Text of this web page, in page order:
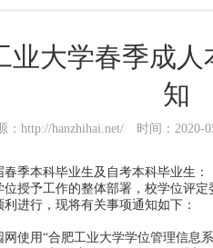
业大学春季成
知
：http://hanzhihai.net/ 时间：2020-
季本科毕业生及自考本科毕业生：
授予工作的整体部署，校学位评
进行，现将有关事项通知如下：
使用“合肥工业大学学位管理信息